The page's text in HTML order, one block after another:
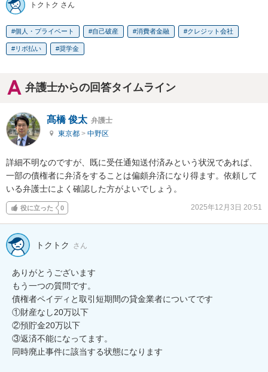
トクトク さん
個人・プライベート 自己破産 消費者金融 クレジット会社
リボ払い 奨学金
弁護士からの回答タイムライン
髙橋 俊太 弁護士
東京都 > 中野区
詳細不明なのですが、既に受任通知送付済みという状況であれば、
一部の債権者に弁済をすることは偏頗弁済になり得ます。依頼して
いる弁護士によく確認した方がよいでしょう。
役に立った 0 2025年12月3日 20:51
トクトク さん
ありがとうございます
もう一つの質問です。
債権者ペイディと取引短期間の貸金業者についてです
①財産なし20万以下
②預貯金20万以下
③返済不能になってます。
同時廃止事件に該当する状態になります